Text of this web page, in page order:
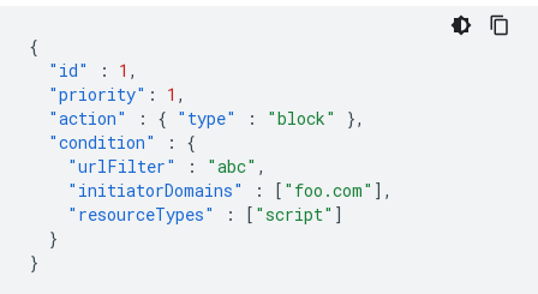
{
"id"
: 1 ,
"priority" : 1 ,
"action"
: { "type" : "block"
},
"condition"
:
{
"urlFilter"
: "abc" ,
"initiatorDomains"
: [ "foo.com" ],
"resourceTypes"
: [ "script" ]
}
}